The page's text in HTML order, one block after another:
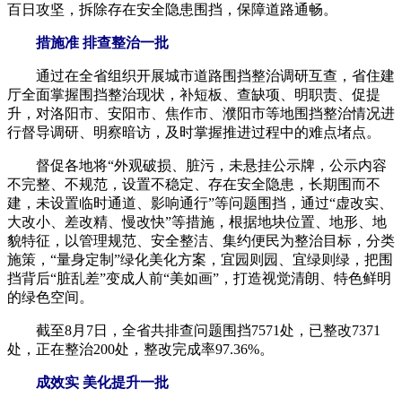
百日攻坚，拆除存在安全隐患围挡，保障道路通畅。
措施准 排查整治一批
通过在全省组织开展城市道路围挡整治调研互查，省住建
厅全面掌握围挡整治现状，补短板、查缺项、明职责、促提
升，对洛阳市、安阳市、焦作市、濮阳市等地围挡整治情况进
行督导调研、明察暗访，及时掌握推进过程中的难点堵点。
督促各地将“外观破损、脏污，未悬挂公示牌，公示内容
不完整、不规范，设置不稳定、存在安全隐患，长期围而不
建，未设置临时通道、影响通行”等问题围挡，通过“虚改实、
大改小、差改精、慢改快”等措施，根据地块位置、地形、地
貌特征，以管理规范、安全整洁、集约便民为整治目标，分类
施策，“量身定制”绿化美化方案，宜园则园、宜绿则绿，把围
挡背后“脏乱差”变成人前“美如画”，打造视觉清朗、特色鲜明
的绿色空间。
截至8月7日，全省共排查问题围挡7571处，已整改7371
处，正在整治200处，整改完成率97.36%。
成效实 美化提升一批